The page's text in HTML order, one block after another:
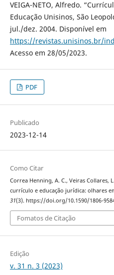
VEIGA-NETO, Alfredo.
Educação Unisinos, São
jul./dez. 2004. Disponível em
https://revistas.unisinos.br/
Acesso em 28/05/2023.
PDF
Publicado
2023-12-14
Como Citar
Correa Henning, A. C., Veiras Collares,
currículo e educação jurídica: olhares
31(3). https://doi.org/10.1590/1806-
Fomatos de Citação
Edição
v. 31 n. 3 (2023)